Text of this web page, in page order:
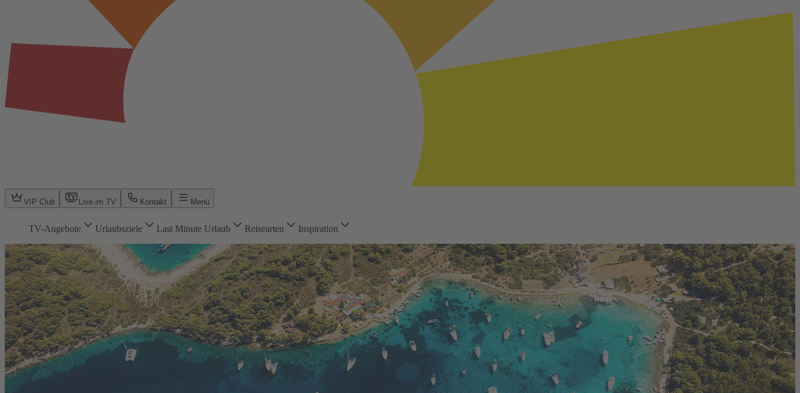
VIP Club Live im TV Kontakt Menü
TV-Angebote Urlaubsziele Last Minute Urlaub Reisearten Inspiration